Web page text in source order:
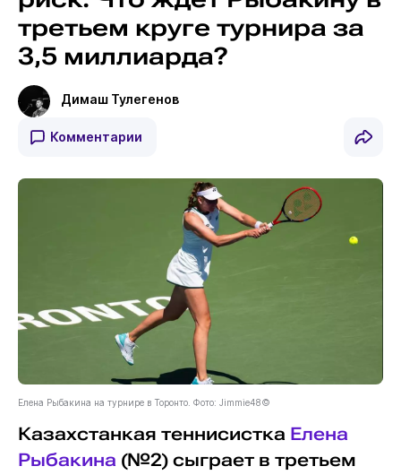
третьем круге турнира за
3,5 миллиарда?
Димаш Тулегенов
Комментарии
Елена Рыбакина на турнире в Торонто. Фото: Jimmie48©
Казахстанкая теннисистка Елена
Рыбакина (№2) сыграет в третьем